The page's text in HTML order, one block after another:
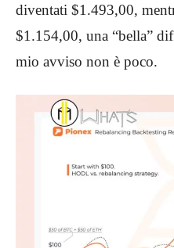
diventati $1.493,00,
$1.154,00, una “bella”
mio avviso non è poco.